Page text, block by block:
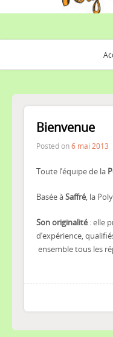
Bienvenue
Posted on6 mai 2013
Toute l’équipe de la
Basée àSaffré, la
Son originalité: elle
d’expérience,
ensemble tous les